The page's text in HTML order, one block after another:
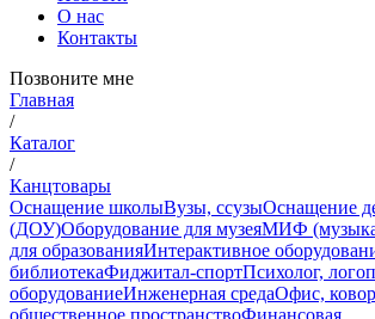
О нас
Контакты
Позвоните мне
Главная
/
Каталог
/
Канцтовары
Оснащение школыВузы, ссузыОснащение
(ДОУ)Оборудование для музеяМИФ
для образованияИнтерактивное
библиотекаФиджитал-спортПсихолог,
оборудованиеИнженерная средаОфис,
общественное пространствоФинансовая